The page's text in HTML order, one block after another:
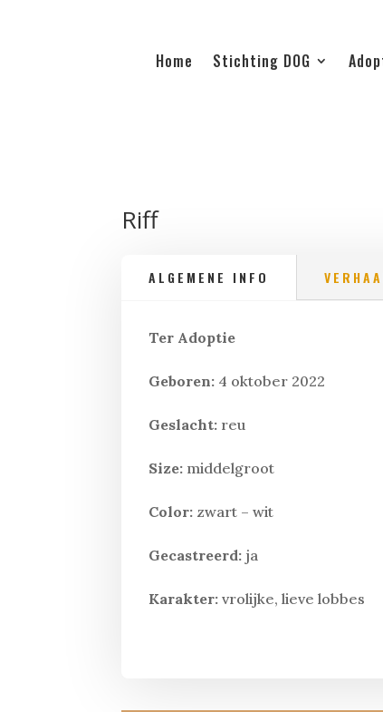
Home Stichting DOG
Riff
ALGEMENE INFO
Ter Adoptie
Geboren: 4 oktober 2022
Geslacht: reu
Size: middelgroot
Color: zwart – wit
Gecastreerd: ja
Karakter: vrolijke, lieve lobbes